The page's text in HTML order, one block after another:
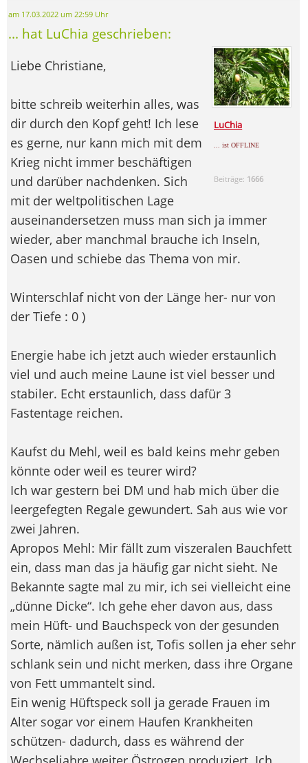
am 17.03.2022 um 22:59 Uhr
... hat LuChia geschrieben:
LuChia
... ist OFFLINE
Beiträge: 1666
Liebe Christiane,
bitte schreib weiterhin alles, was
dir durch den Kopf geht! Ich lese
es gerne, nur kann mich mit dem
Krieg nicht immer beschäftigen
und darüber nachdenken. Sich
mit der weltpolitischen Lage
auseinandersetzen muss man sich ja immer
wieder, aber manchmal brauche ich Inseln,
Oasen und schiebe das Thema von mir.
Winterschlaf nicht von der Länge her- nur von
der Tiefe : 0 )
Energie habe ich jetzt auch wieder erstaunlich
viel und auch meine Laune ist viel besser und
stabiler. Echt erstaunlich, dass dafür 3
Fastentage reichen.
Kaufst du Mehl, weil es bald keins mehr geben
könnte oder weil es teurer wird?
Ich war gestern bei DM und hab mich über die
leergefegten Regale gewundert. Sah aus wie vor
zwei Jahren.
Apropos Mehl: Mir fällt zum viszeralen Bauchfett
ein, dass man das ja häufig gar nicht sieht. Ne
Bekannte sagte mal zu mir, ich sei vielleicht eine
„dünne Dicke“. Ich gehe eher davon aus, dass
mein Hüft- und Bauchspeck von der gesunden
Sorte, nämlich außen ist, Tofis sollen ja eher sehr
schlank sein und nicht merken, dass ihre Organe
von Fett ummantelt sind.
Ein wenig Hüftspeck soll ja gerade Frauen im
Alter sogar vor einem Haufen Krankheiten
schützen- dadurch, dass es während der